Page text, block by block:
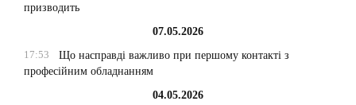
призводить
07.05.2026
17:53
Що насправді важливо при першому контакті з
професійним обладнанням
04.05.2026